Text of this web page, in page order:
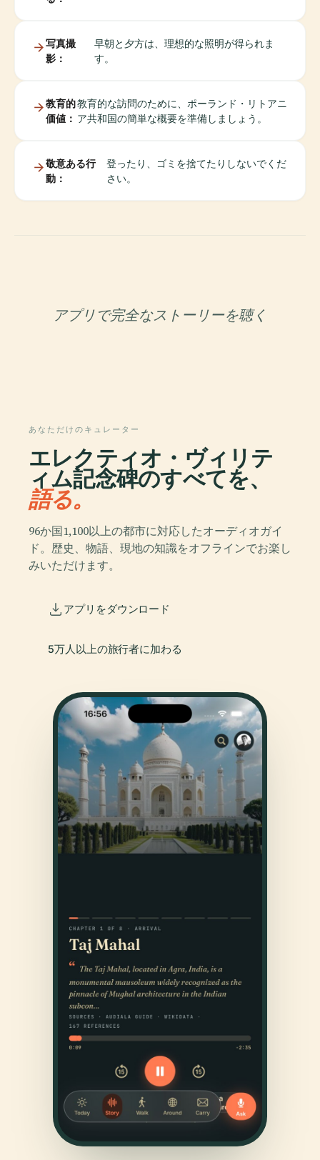
写真撮
影：
早朝と夕方は、理想的な照明が得られま
す。
教育的
価値：
教育的な訪問のために、ポーランド・リトアニ
ア共和国の簡単な概要を準備しましょう。
敬意ある行
動：
登ったり、ゴミを捨てたりしないでくだ
さい。
アプリで完全なストーリーを聴く
あなただけのキュレーター
エレクティオ・ヴィリテ
ィム記念碑のすべてを、
語る。
96か国1,100以上の都市に対応したオーディオガイ
ド。歴史、物語、現地の知識をオフラインでお楽し
みいただけます。
アプリをダウンロード
5万人以上の旅行者に加わる